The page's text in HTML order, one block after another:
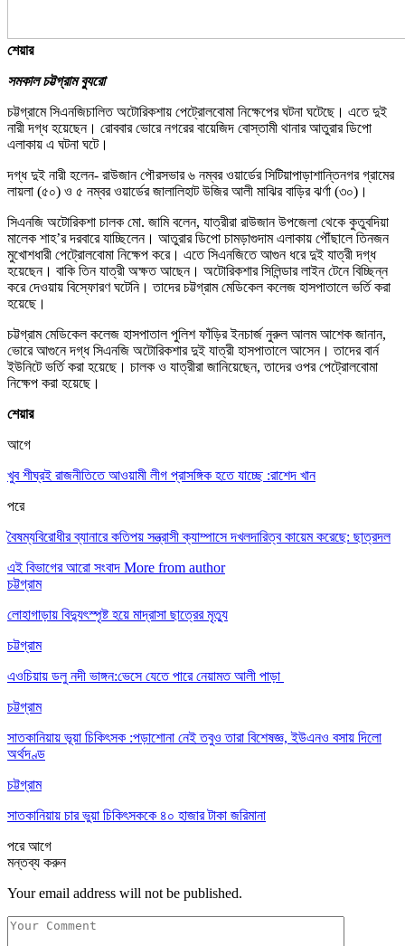
শেয়ার
সমকাল চট্টগ্রাম ব্যুরো
চট্টগ্রামে সিএনজিচালিত অটোরিকশায় পেট্রোলবোমা নিক্ষেপের ঘটনা ঘটেছে। এতে দুই
নারী দগ্ধ হয়েছেন। রোববার ভোরে নগরের বায়েজিদ বোস্তামী থানার আতুরার ডিপো
এলাকায় এ ঘটনা ঘটে।
দগ্ধ দুই নারী হলেন- রাউজান পৌরসভার ৬ নম্বর ওয়ার্ডের সিটিয়াপাড়াশান্তিনগর গ্রামের
লায়লা (৫০) ও ৫ নম্বর ওয়ার্ডের জালালিহাট উজির আলী মাঝির বাড়ির ঝর্ণা (৩০)।
সিএনজি অটোরিকশা চালক মো. জামি বলেন, যাত্রীরা রাউজান উপজেলা থেকে কুতুবদিয়া
মালেক শাহ’র দরবারে যাচ্ছিলেন। আতুরার ডিপো চামড়াগুদাম এলাকায় পৌঁছালে তিনজন
মুখোশধারী পেট্রোলবোমা নিক্ষেপ করে। এতে সিএনজিতে আগুন ধরে দুই যাত্রী দগ্ধ
হয়েছেন। বাকি তিন যাত্রী অক্ষত আছেন। অটোরিকশার সিলিন্ডার লাইন টেনে বিচ্ছিন্ন
করে দেওয়ায় বিস্ফোরণ ঘটেনি। তাদের চট্টগ্রাম মেডিকেল কলেজ হাসপাতালে ভর্তি করা
হয়েছে।
চট্টগ্রাম মেডিকেল কলেজ হাসপাতাল পুলিশ ফাঁড়ির ইনচার্জ নুরুল আলম আশেক জানান,
ভোরে আগুনে দগ্ধ সিএনজি অটোরিকশার দুই যাত্রী হাসপাতালে আসেন। তাদের বার্ন
ইউনিটে ভর্তি করা হয়েছে। চালক ও যাত্রীরা জানিয়েছেন, তাদের ওপর পেট্রোলবোমা
নিক্ষেপ করা হয়েছে।
শেয়ার
আগে
খুব শীঘ্রই রাজনীতিতে আওয়ামী লীগ প্রাসঙ্গিক হতে যাচ্ছে :রাশেদ খান
পরে
বৈষম্যবিরোধীর ব্যানারে কতিপয় সন্ত্রাসী ক্যাম্পাসে দখলদারিত্ব কায়েম করেছে: ছাত্রদল
এই বিভাগের আরো সংবাদ More from author
চট্টগ্রাম
লোহাগাড়ায় বিদ্যুৎস্পৃষ্ট হয়ে মাদ্রাসা ছাত্রের মৃত্যু
চট্টগ্রাম
এওচিয়ায় ডলু নদী ভাঙ্গন:ভেসে যেতে পারে নেয়ামত আলী পাড়া
চট্টগ্রাম
সাতকানিয়ায় ভূয়া চিকিৎসক :পড়াশোনা নেই তবুও তারা বিশেষজ্ঞ, ইউএনও বসায় দিলো
অর্থদণ্ড
চট্টগ্রাম
সাতকানিয়ায় চার ভুয়া চিকিৎসককে ৪০ হাজার টাকা জরিমানা
পরেআগে
মন্তব্য করুন
Your email address will not be published.